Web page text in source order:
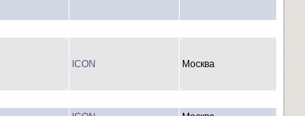
ICON Москва